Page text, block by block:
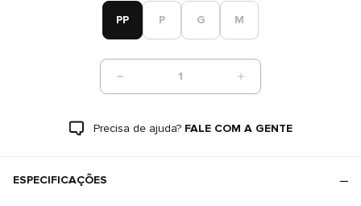
PP P G M
1
Precisa de ajuda? FALE COM A GENTE
ESPECIFICAÇÕES